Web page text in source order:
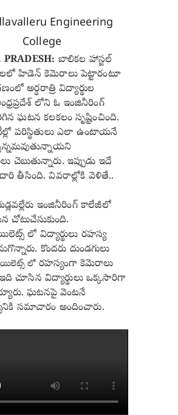
బాలికల హాస్టల్
హిడెన్ కెమెరాలు పెట్టారంటూ
అర్ధరాత్రి విద్యార్థుల
లోని ఓ ఇంజినీరింగ్
ఘటన కలకలం సృష్టించింది.
పరిస్థితులు ఎలా ఉంటాయనే
చెబుతున్నారు. ఇప్పుడు ఇదే
దారి తీసింది. వివరాల్లోకి వెళితే..
ఇంజినీరింగ్ కాలేజీలో
చోటుచేసుకుంది.
లో విద్యార్థులు రహస్య
కొందరు దుండగులు
లోరహస్యంగా కెమెరాలు
చూసిన విద్యార్థులు ఒక్కసారిగా
ఘటనపై వెంటనే
సమాచారం అందించారు.